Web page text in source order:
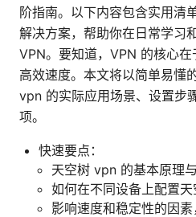
阶指南。以下内容包含实用清
解决方案，帮助你在日常学习
VPN。要知道，VPN 的核心
高效速度。本文将以简单易懂
vpn 的实际应用场景、设置步
项。
快速要点：
天空树 vpn 的基本原理
如何在不同设备上配置
影响速度和稳定性的因